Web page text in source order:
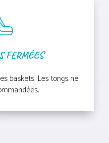
FERMÉES
baskets. Les tongs ne